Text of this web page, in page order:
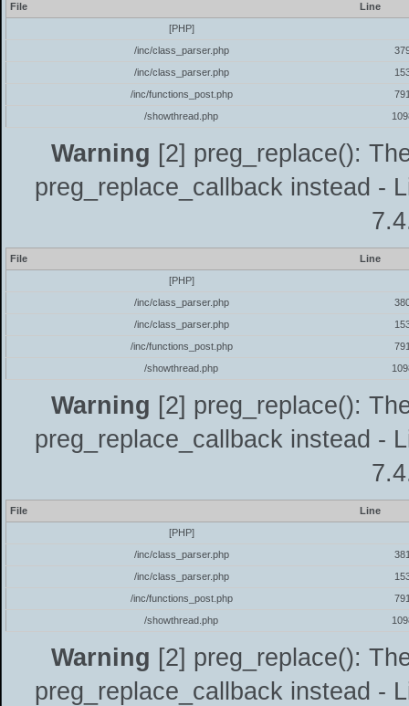
File
Line
[PHP]
/inc/class_parser.php
/inc/class_parser.php
/inc/functions_post.php
/showthread.php
Warning [2] preg_replace():
preg_replace_callback instead -
File
Line
[PHP]
/inc/class_parser.php
/inc/class_parser.php
/inc/functions_post.php
/showthread.php
Warning [2] preg_replace():
preg_replace_callback instead -
File
Line
[PHP]
/inc/class_parser.php
/inc/class_parser.php
/inc/functions_post.php
/showthread.php
Warning [2] preg_replace():
preg_replace_callback instead -